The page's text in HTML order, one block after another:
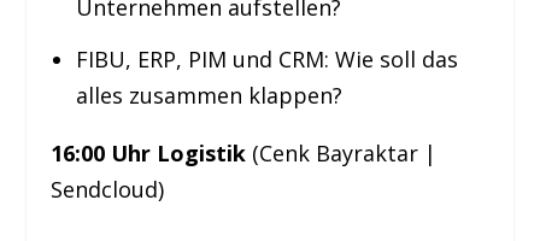
Unternehmen aufstellen?
FIBU, ERP, PIM und CRM: Wie soll das
alles zusammen klappen?
16:00 Uhr Logistik (Cenk Bayraktar |
Sendcloud)